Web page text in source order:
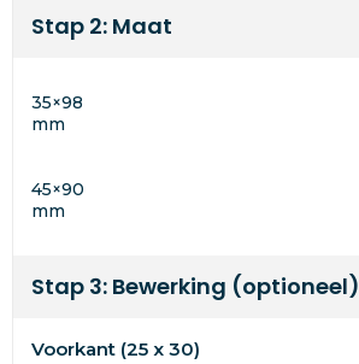
Stap 2: Maat
35×98
mm
45×90
mm
Stap 3: Bewerking (optioneel)
Voorkant (25 x 30)